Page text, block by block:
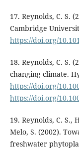
17. Reynolds, C. S.
Cambridge
https://doi.org/
18. Reynolds, C. S.
changing climate.
https://doi.org/
https://doi.org/
19. Reynolds, C. S.,
Melo, S. (2002).
freshwater